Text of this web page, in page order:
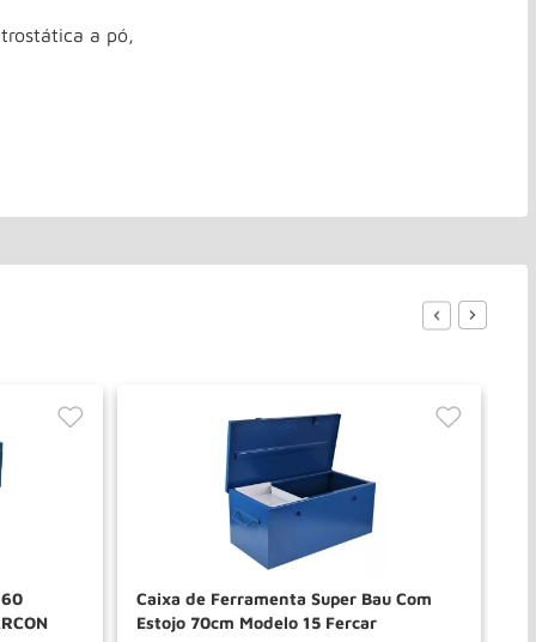
a pó,
Caixa de Ferramenta Super Bau Com
Estojo 70cm Modelo 15 Fercar